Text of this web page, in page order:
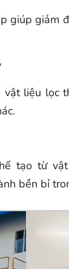
giúp giảm
liệu lọc
tạo từ
bền bỉ